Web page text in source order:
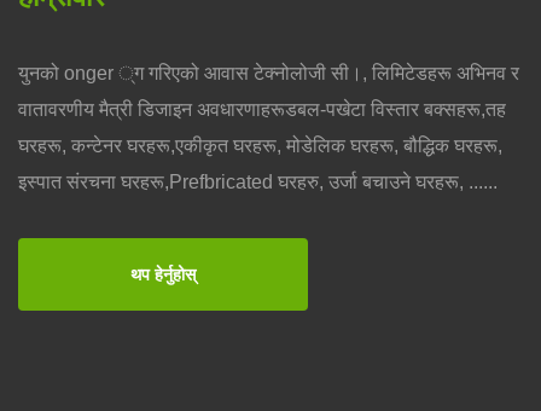
युनको onger ्ग गरिएको आवास टेक्नोलोजी सी।, लिमिटेडहरू अभिनव र
वातावरणीय मैत्री डिजाइन अवधारणाहरूडबल-पखेटा विस्तार बक्सहरू,तह
घरहरू, कन्टेनर घरहरू,एकीकृत घरहरू, मोडेलिक घरहरू, बौद्धिक घरहरू,
इस्पात संरचना घरहरू,Prefbricated घरहरु, उर्जा बचाउने घरहरू, ......
थप हेर्नुहोस्